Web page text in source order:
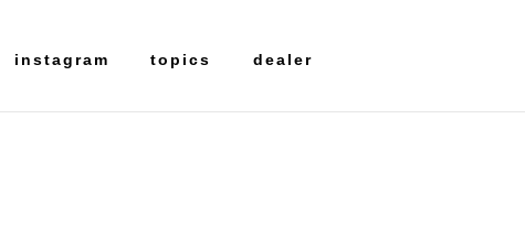
instagram topics dealer